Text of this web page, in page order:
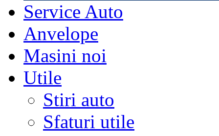
Service Auto
Anvelope
Masini noi
Utile
Stiri auto
Sfaturi utile